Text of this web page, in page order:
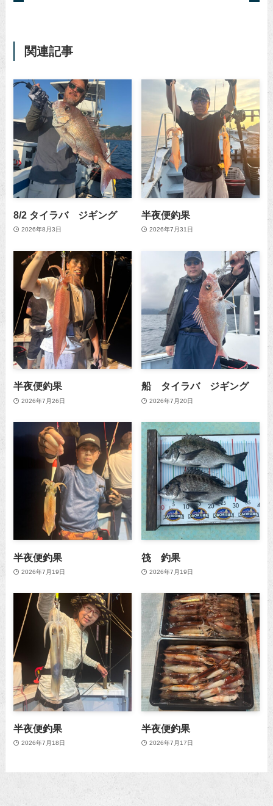
関連記事
8/2 タイラバ ジギング
2026年8月3日
半夜便釣果
2026年7月31日
半夜便釣果
2026年7月26日
船 タイラバ ジギング
2026年7月20日
半夜便釣果
2026年7月19日
筏 釣果
2026年7月19日
半夜便釣果
2026年7月18日
半夜便釣果
2026年7月17日